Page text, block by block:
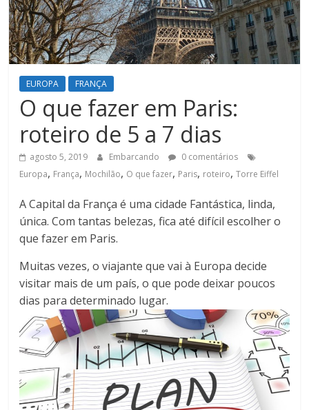
EUROPA FRANÇA
O que fazer em Paris:
roteiro de 5 a 7 dias
agosto 5, 2019 Embarcando
0 comentários
Europa, França, Mochilão, O que fazer, Paris, roteiro,Torre Eiffel
A Capital da França é uma cidade Fantástica, linda,
única. Com tantas belezas, fica até difícil escolher o
que fazer em Paris.
Muitas vezes, o viajante que vai à Europa decide
visitar mais de um país, o que pode deixar poucos
dias para determinado lugar.